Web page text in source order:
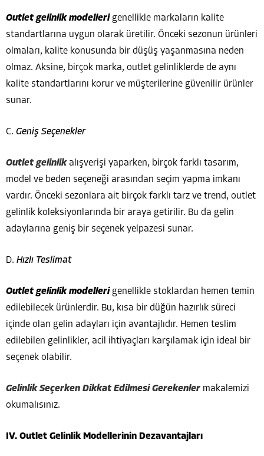
Outlet gelinlik modellerigenellikle markaların kalite
standartlarına uygun olarak üretilir. Önceki sezonun ürünleri
olmaları, kalite konusunda bir düşüş yaşanmasına neden
olmaz. Aksine, birçok marka, outlet gelinliklerde de aynı
kalite standartlarını korur ve müşterilerine güvenilir ürünler
sunar.
C. Geniş Seçenekler
Outlet gelinlikalışverişi yaparken, birçok farklı tasarım,
model ve beden seçeneği arasından seçim yapma imkanı
vardır. Önceki sezonlara ait birçok farklı tarz ve trend, outlet
gelinlik koleksiyonlarında bir araya getirilir. Bu da gelin
adaylarına geniş bir seçenek yelpazesi sunar.
D. Hızlı Teslimat
Outlet gelinlik modellerigenellikle stoklardan hemen temin
edilebilecek ürünlerdir. Bu, kısa bir düğün hazırlık süreci
içinde olan gelin adayları için avantajlıdır. Hemen teslim
edilebilen gelinlikler, acil ihtiyaçları karşılamak için ideal bir
seçenek olabilir.
Gelinlik Seçerken Dikkat Edilmesi Gerekenler makalemizi
okumalısınız.
IV. Outlet Gelinlik Modellerinin Dezavantajları